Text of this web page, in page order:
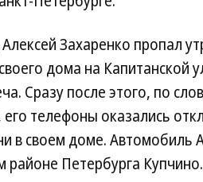
Захаренко пропал
дома на Капитанской
Сразу после этого, по
телефоны оказались
в своем доме. Автомобиль
районе Петербурга